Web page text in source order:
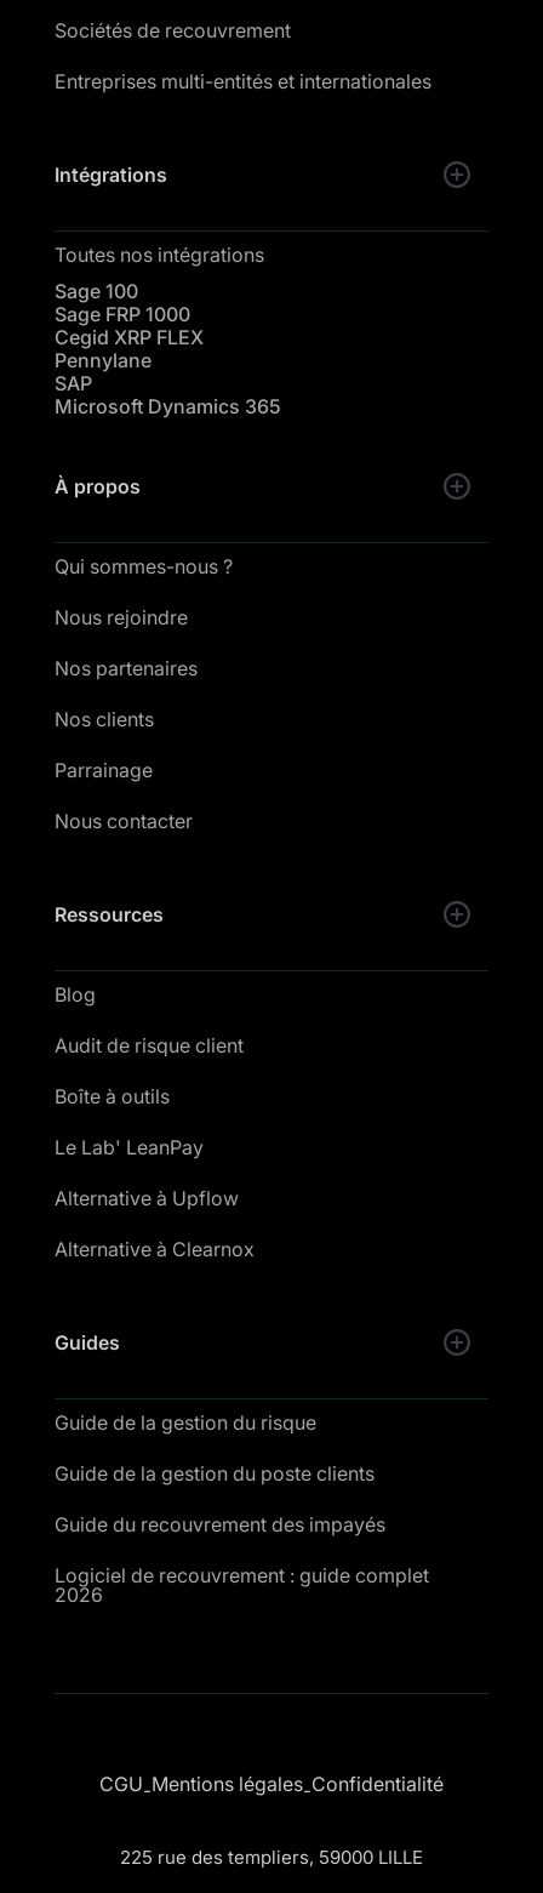
Sociétés de recouvrement
Entreprises multi-entités et internationales
Intégrations
Toutes nos intégrations
Sage 100
Sage FRP 1000
Cegid XRP FLEX
Pennylane
SAP
Microsoft Dynamics 365
À propos
Qui sommes-nous ?
Nous rejoindre
Nos partenaires
Nos clients
Parrainage
Nous contacter
Ressources
Blog
Audit de risque client
Boîte à outils
Le Lab' LeanPay
Alternative à Upflow
Alternative à Clearnox
Guides
Guide de la gestion du risque
Guide de la gestion du poste clients
Guide du recouvrement des impayés
Logiciel de recouvrement : guide complet
2026
CGU-Mentions légales-Confidentialité
225 rue des templiers, 59000 LILLE